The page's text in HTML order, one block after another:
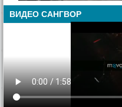
ВИДЕО САНГВОР